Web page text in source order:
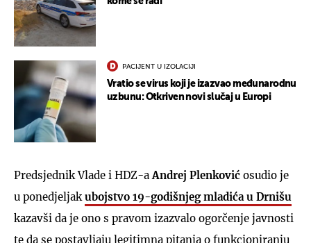
PACIJENT U IZOLACIJI
Vratio se virus koji je izazvao međunarodnu
uzbunu: Otkriven novi slučaj u Europi
Predsjednik Vlade i HDZ-a Andrej Plenković osudio je
u ponedjeljak ubojstvo 19-godišnjeg mladića u Drnišu
kazavši da je ono s pravom izazvalo ogorčenje javnosti
te da se postavljaju legitimna pitanja o funkcioniranju